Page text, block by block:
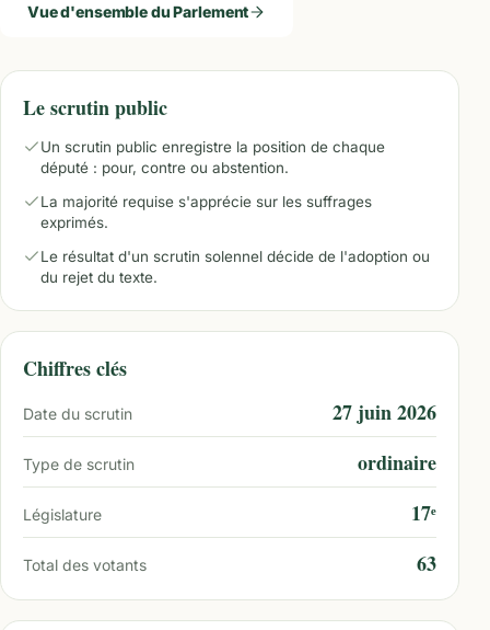
Vue d'ensemble du Parlement
Le scrutin public
Un scrutin public enregistre la position de chaque
député : pour, contre ou abstention.
La majorité requise s'apprécie sur les suffrages
exprimés.
Le résultat d'un scrutin solennel décide de l'adoption ou
du rejet du texte.
Chiffres clés
Date du scrutin 27 juin 2026
Type de scrutin ordinaire
Législature 17ᵉ
Total des votants 63